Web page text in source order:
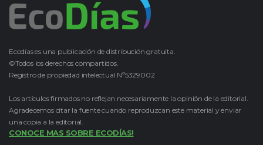
Ecodías es una publicación de distribución gratuita.
©Todos los derechos compartidos.
Registro de propiedad intelectual Nº5329002
Los artículos firmados no reflejan necesariamente la opinión de la editorial.
Agradecemos citar la fuente cuando reproduzcan este material y enviar
una copia a la editorial.
CONOCE MAS SOBRE ECODÍAS!